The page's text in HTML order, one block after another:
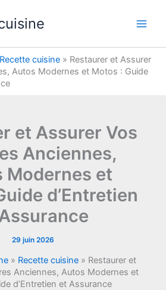
Recette cuisine » Restaurer et Assurer
Autos Modernes et Motos : Guide
et Assurer Vos
Anciennes,
Modernes et
d’Entretien
29 juin 2026
» Recette cuisine» Restaurer et
Anciennes, Autos Modernes et
d’Entretien et Assurance